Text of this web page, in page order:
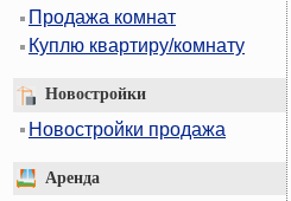
Продажа комнат
Куплю квартиру/комнату
Новостройки
Новостройки продажа
Аренда